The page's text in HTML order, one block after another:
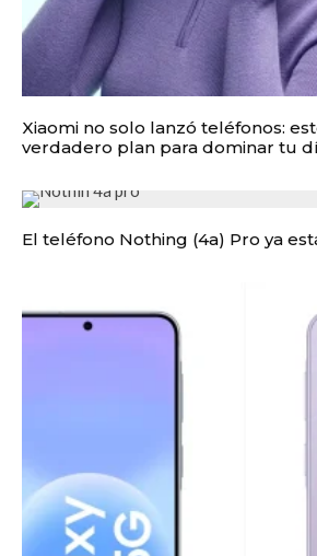
Xiaomi no solo lanzó teléfonos:
verdadero plan para dominar tu
El teléfono Nothing (4a) Pro ya